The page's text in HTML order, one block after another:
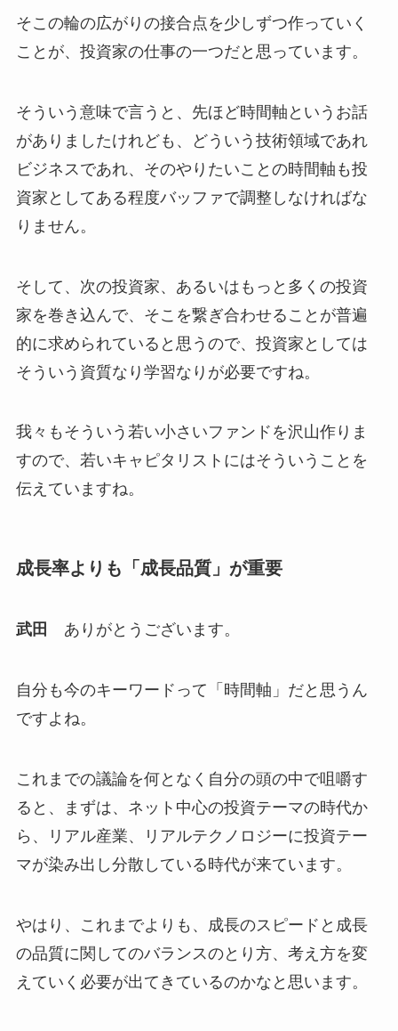
そこの輪の広がりの接合点を少しずつ作っていく
ことが、投資家の仕事の一つだと思っています。
そういう意味で言うと、先ほど時間軸というお話
がありましたけれども、どういう技術領域であれ
ビジネスであれ、そのやりたいことの時間軸も投
資家としてある程度バッファで調整しなければな
りません。
そして、次の投資家、あるいはもっと多くの投資
家を巻き込んで、そこを繋ぎ合わせることが普遍
的に求められていると思うので、投資家としては
そういう資質なり学習なりが必要ですね。
我々もそういう若い小さいファンドを沢山作りま
すので、若いキャピタリストにはそういうことを
伝えていますね。
成長率よりも「成長品質」が重要
武田 ありがとうございます。
自分も今のキーワードって「時間軸」だと思うん
ですよね。
これまでの議論を何となく自分の頭の中で咀嚼す
ると、まずは、ネット中心の投資テーマの時代か
ら、リアル産業、リアルテクノロジーに投資テー
マが染み出し分散している時代が来ています。
やはり、これまでよりも、成長のスピードと成長
の品質に関してのバランスのとり方、考え方を変
えていく必要が出てきているのかなと思います。